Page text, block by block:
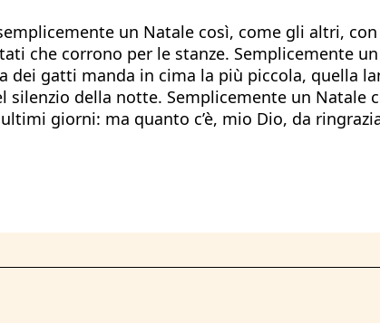
un Natale così, come gli altri,
che corrono per le stanze. Semplicemente
gatti manda in cima la più piccola, quella
della notte. Semplicemente un Natale
giorni: ma quanto c’è, mio Dio, da